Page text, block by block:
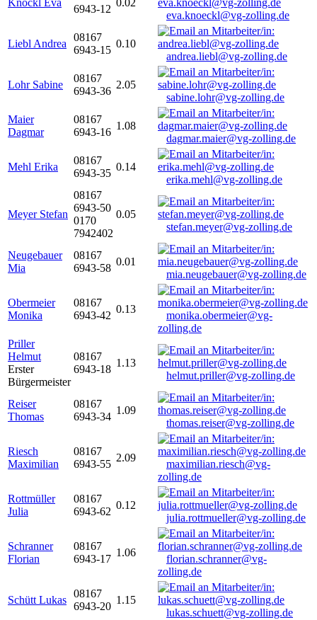
Knöckl Eva
6943-12
0.02
eva.knoeckl@vg-zolling.de
Liebl Andrea
08167
6943-15
0.10
andrea.liebl@vg-zolling.de
Lohr Sabine
08167
6943-36
2.05
sabine.lohr@vg-zolling.de
Maier
Dagmar
08167
6943-16
1.08
dagmar.maier@vg-zolling.de
Mehl Erika
08167
6943-35
0.14
erika.mehl@vg-zolling.de
Meyer Stefan
08167
6943-50
0170
7942402
0.05
stefan.meyer@vg-zolling.de
Neugebauer
Mia
08167
6943-58
0.01
mia.neugebauer@vg-zolling.de
Obermeier
Monika
08167
6943-42
0.13
monika.obermeier@vg-
zolling.de
Priller
Helmut
Erster
Bürgermeister
08167
6943-18
1.13
helmut.priller@vg-zolling.de
Reiser
Thomas
08167
6943-34
1.09
thomas.reiser@vg-zolling.de
Riesch
Maximilian
08167
6943-55
2.09
maximilian.riesch@vg-
zolling.de
Rottmüller
Julia
08167
6943-62
0.12
julia.rottmueller@vg-zolling.de
Schranner
Florian
08167
6943-17
1.06
florian.schranner@vg-
zolling.de
Schütt Lukas
08167
6943-20
1.15
lukas.schuett@vg-zolling.de